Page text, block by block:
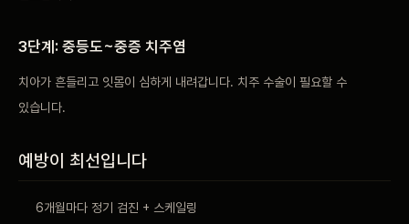
3단계: 중등도~중증 치주염
치아가 흔들리고 잇몸이 심하게 내려갑니다. 치주 수술이 필요할 수
있습니다.
예방이 최선입니다
6개월마다 정기 검진 + 스케일링